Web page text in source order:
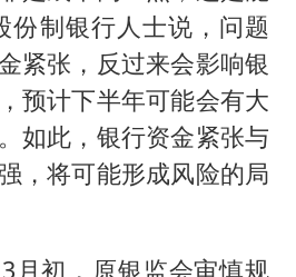
份制银行人士说，问题
紧张，反过来会影响银
预计下半年可能会有大
如此，银行资金紧张与
，将可能形成风险的局
月初，原银监会审慎规